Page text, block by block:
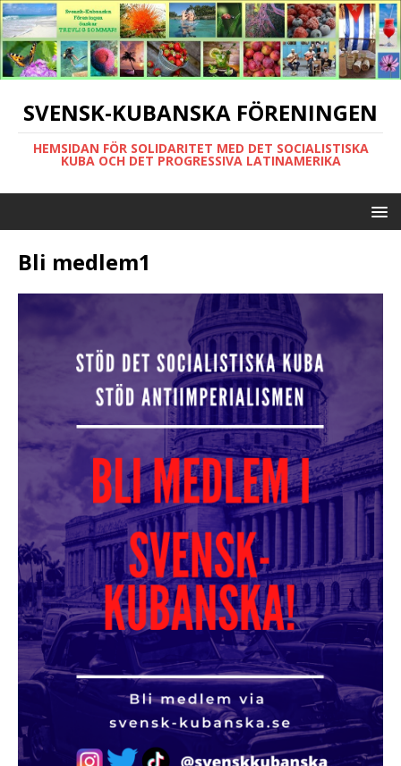
SVENSK-KUBANSKA FÖRENINGEN
HEMSIDAN FÖR SOLIDARITET MED DET SOCIALISTISKA
KUBA OCH DET PROGRESSIVA LATINAMERIKA
Bli medlem1